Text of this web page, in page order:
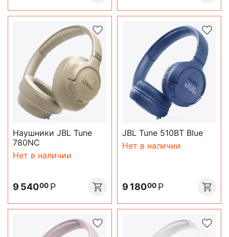
Наушники JBL Tune
780NC
Нет в наличии
9 54000 Р
JBL Tune 510BT Blue
Нет в наличии
9 18000 Р